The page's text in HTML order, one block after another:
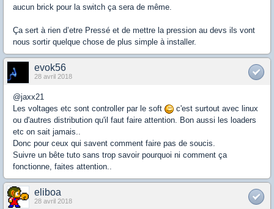
aucun brick pour la switch ça sera de même.
Ça sert à rien d’etre Pressé et de mettre la pression au devs ils vont
nous sortir quelque chose de plus simple à installer.
evok56
28 avril 2018
@jaxx21
Les voltages etc sont controller par le soft
c'est surtout avec linux
ou d'autres distribution qu'il faut faire attention. Bon aussi les loaders
etc on sait jamais..
Donc pour ceux qui savent comment faire pas de soucis.
Suivre un bête tuto sans trop savoir pourquoi ni comment ça
fonctionne, faites attention..
eliboa
28 avril 2018